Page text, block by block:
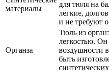
материалы
для тюля на
легкие,
и не требуют
Органза
Тюль из
легкостью. Он
воздушности
быть